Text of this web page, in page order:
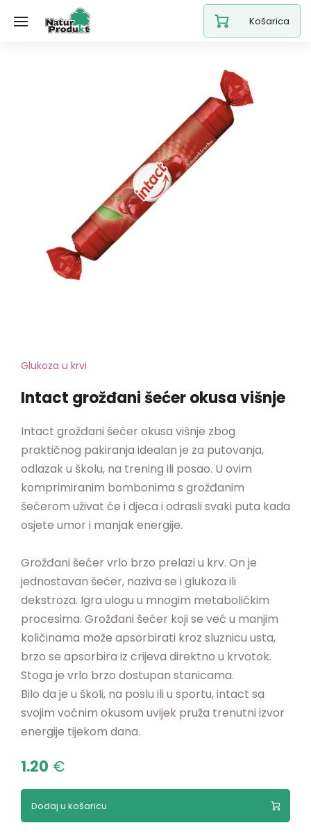
Košarica
Glukoza u krvi
Intact grožđani šećer okusa višnje
Intact grožđani šećer okusa višnje zbog
praktičnog pakiranja idealan je za putovanja,
odlazak u školu, na trening ili posao. U ovim
komprimiranim bombonima s grožđanim
šećerom uživat će i djeca i odrasli svaki puta kada
osjete umor i manjak energije.
Grožđani šećer vrlo brzo prelazi u krv. On je
jednostavan šećer, naziva se i glukoza ili
dekstroza. Igra ulogu u mnogim metaboličkim
procesima. Grožđani šećer koji se već u manjim
količinama može apsorbirati kroz sluznicu usta,
brzo se apsorbira iz crijeva direktno u krvotok.
Stoga je vrlo brzo dostupan stanicama.
Bilo da je u školi, na poslu ili u sportu, intact sa
svojim voćnim okusom uvijek pruža trenutni izvor
energije tijekom dana.
1.20 €
Dodaj u košaricu